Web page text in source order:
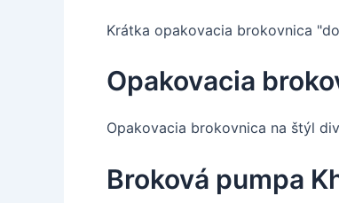
Krátka opakovacia brokovnica
Opakovacia
Opakovacia brokovnica na štýl
Broková pumpa